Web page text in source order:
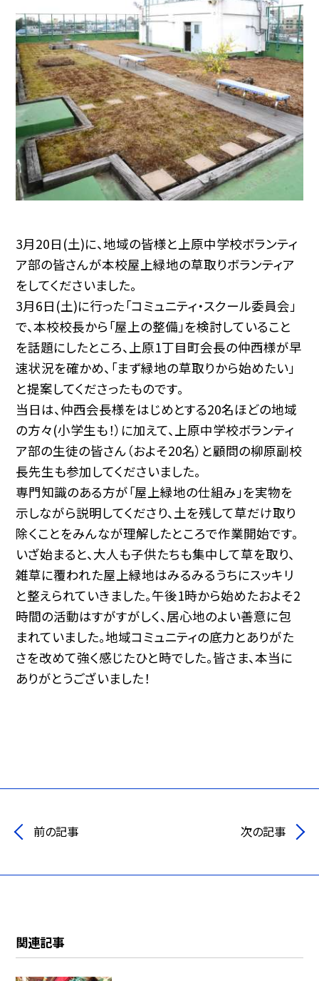
3月20日(土)に、地域の皆様と上原中学校ボランティ
ア部の皆さんが本校屋上緑地の草取りボランティア
をしてくださいました。
3月6日(土)に行った「コミュニティ・スクール委員会」
で、本校校長から「屋上の整備」を検討していること
を話題にしたところ、上原1丁目町会長の仲西様が早
速状況を確かめ、「まず緑地の草取りから始めたい」
と提案してくださったものです。
当日は、仲西会長様をはじめとする20名ほどの地域
の方々(小学生も！）に加えて、上原中学校ボランティ
ア部の生徒の皆さん（およそ20名）と顧問の柳原副校
長先生も参加してくださいました。
専門知識のある方が「屋上緑地の仕組み」を実物を
示しながら説明してくださり、土を残して草だけ取り
除くことをみんなが理解したところで作業開始です。
いざ始まると、大人も子供たちも集中して草を取り、
雑草に覆われた屋上緑地はみるみるうちにスッキリ
と整えられていきました。午後1時から始めたおよそ2
時間の活動はすがすがしく、居心地のよい善意に包
まれていました。地域コミュニティの底力とありがた
さを改めて強く感じたひと時でした。皆さま、本当に
ありがとうございました！
前の記事 次の記事
関連記事